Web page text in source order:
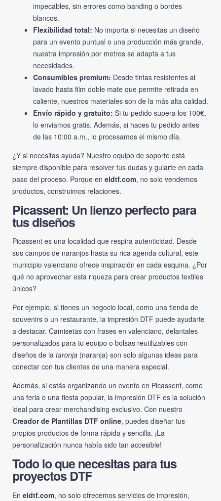
impecables, sin errores como banding o bordes
blancos.
Flexibilidad total: No importa si necesitas un diseño
para un evento puntual o una producción más grande,
nuestra impresión por metros se adapta a tus
necesidades.
Consumibles premium: Desde tintas resistentes al
lavado hasta film doble mate que permite retirada en
caliente, nuestros materiales son de la más alta calidad.
Envío rápido y gratuito: Si tu pedido supera los 100€,
lo enviamos gratis. Además, si haces tu pedido antes
de las 10:00 a.m., lo procesamos el mismo día.
¿Y si necesitas ayuda? Nuestro equipo de soporte está
siempre disponible para resolver tus dudas y guiarte en cada
paso del proceso. Porque en eldtf.com, no solo vendemos
productos, construimos relaciones.
Picassent: Un lienzo perfecto para
tus diseños
Picassent es una localidad que respira autenticidad. Desde
sus campos de naranjos hasta su rica agenda cultural, este
municipio valenciano ofrece inspiración en cada esquina. ¿Por
qué no aprovechar esta riqueza para crear productos textiles
únicos?
Por ejemplo, si tienes un negocio local, como una tienda de
souvenirs o un restaurante, la impresión DTF puede ayudarte
a destacar. Camisetas con frases en valenciano, delantales
personalizados para tu equipo o bolsas reutilizables con
diseños de la taronja (naranja) son solo algunas ideas para
conectar con tus clientes de una manera especial.
Además, si estás organizando un evento en Picassent, como
una feria o una fiesta popular, la impresión DTF es la solución
ideal para crear merchandising exclusivo. Con nuestro
Creador de Plantillas DTF online, puedes diseñar tus
propios productos de forma rápida y sencilla. ¡La
personalización nunca había sido tan accesible!
Todo lo que necesitas para tus
proyectos DTF
En eldtf.com, no solo ofrecemos servicios de impresión,